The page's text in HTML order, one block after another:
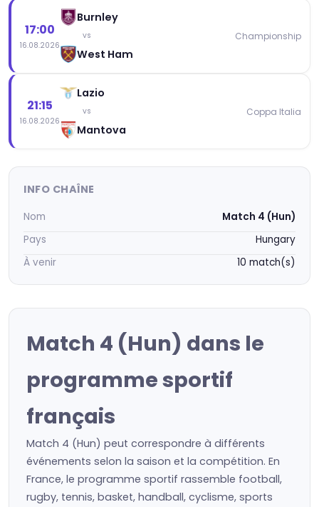
17:00
16.08.2026
Burnley
vs
West Ham
Championship
21:15
16.08.2026
Lazio
vs
Mantova
Coppa Italia
INFO CHAÎNE
Nom
Match 4 (Hun)
Pays
Hungary
À venir
10 match(s)
Match 4 (Hun) dans le
programme sportif
français
Match 4 (Hun) peut correspondre à différents
événements selon la saison et la compétition. En
France, le programme sportif rassemble football,
rugby, tennis, basket, handball, cyclisme, sports